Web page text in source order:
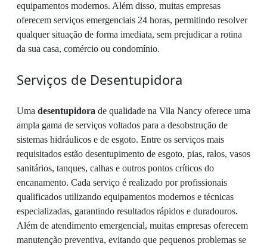
equipamentos modernos. Além disso, muitas empresas
oferecem serviços emergenciais 24 horas, permitindo resolver
qualquer situação de forma imediata, sem prejudicar a rotina
da sua casa, comércio ou condomínio.
Serviços de Desentupidora
Uma desentupidora de qualidade na Vila Nancy oferece uma
ampla gama de serviços voltados para a desobstrução de
sistemas hidráulicos e de esgoto. Entre os serviços mais
requisitados estão desentupimento de esgoto, pias, ralos, vasos
sanitários, tanques, calhas e outros pontos críticos do
encanamento. Cada serviço é realizado por profissionais
qualificados utilizando equipamentos modernos e técnicas
especializadas, garantindo resultados rápidos e duradouros.
Além de atendimento emergencial, muitas empresas oferecem
manutenção preventiva, evitando que pequenos problemas se